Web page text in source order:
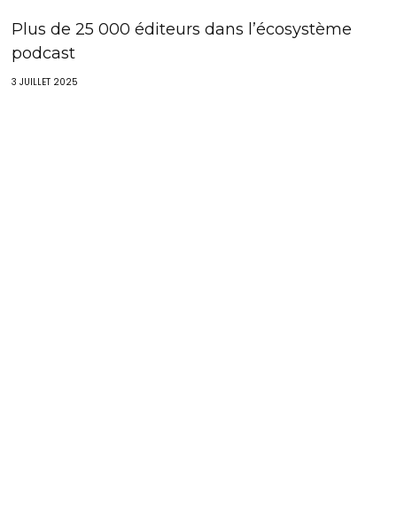
Plus de 25 000 éditeurs dans l’écosystème
podcast
3 JUILLET 2025